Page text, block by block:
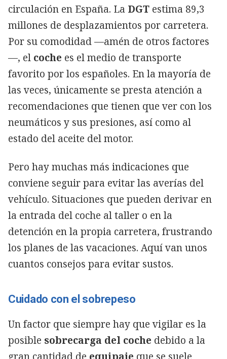
circulación en España. La DGT estima 89,3
millones de desplazamientos por carretera.
Por su comodidad —amén de otros factores
—, el coche es el medio de transporte
favorito por los españoles. En la mayoría de
las veces, únicamente se presta atención a
recomendaciones que tienen que ver con los
neumáticos y sus presiones, así como al
estado del aceite del motor.
Pero hay muchas más indicaciones que
conviene seguir para evitar las averías del
vehículo. Situaciones que pueden derivar en
la entrada del coche al taller o en la
detención en la propia carretera, frustrando
los planes de las vacaciones. Aquí van unos
cuantos consejos para evitar sustos.
Cuidado con el sobrepeso
Un factor que siempre hay que vigilar es la
posible sobrecarga del coche debido a la
gran cantidad de equipaje que se suele